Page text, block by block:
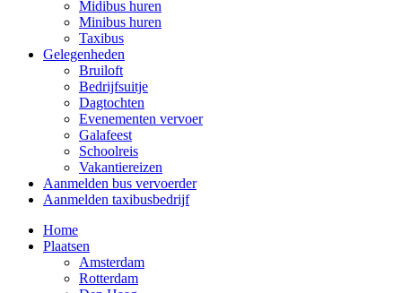
Midibus huren
Minibus huren
Taxibus
Gelegenheden
Bruiloft
Bedrijfsuitje
Dagtochten
Evenementen vervoer
Galafeest
Schoolreis
Vakantiereizen
Aanmelden bus vervoerder
Aanmelden taxibusbedrijf
Home
Plaatsen
Amsterdam
Rotterdam